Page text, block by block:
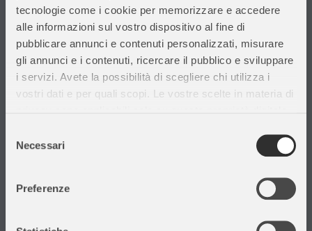
tecnologie come i cookie per memorizzare e accedere
alle informazioni sul vostro dispositivo al fine di
pubblicare annunci e contenuti personalizzati, misurare
gli annunci e i contenuti, ricercare il pubblico e sviluppare
i servizi. Avete la possibilità di scegliere chi utilizza i
vostri dati e per quali scopi. Le vostre scelte in materia di
modificare o revocare il proprio consenso in qualsiasi
momento dalla Dichiarazione sui cookie o facendo clic
delNecessari
Preferenze
Assistenza Clienti
Chi siamo
Privacy Policy
Cataloghi
Volantini